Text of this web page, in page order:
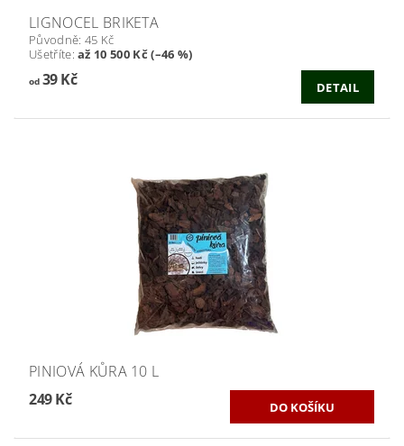
LIGNOCEL BRIKETA
Původně: 45 Kč
Ušetříte:až 10 500 Kč (–46 %)
od39 Kč DETAIL
PINIOVÁ KŮRA 10 L
249 Kč